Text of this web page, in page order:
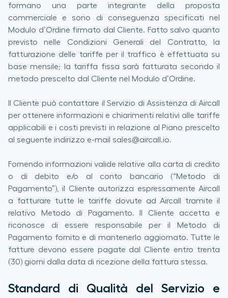
formano una parte integrante della proposta
commerciale e sono di conseguenza specificati nel
Modulo d’Ordine firmato dal Cliente. Fatto salvo quanto
previsto nelle Condizioni Generali del Contratto, la
fatturazione delle tariffe per il traffico è effettuata su
base mensile; la tariffa fissa sarà fatturata secondo il
metodo prescelto dal Cliente nel Modulo d’Ordine.
Il Cliente può contattare il Servizio di Assistenza di Aircall
per ottenere informazioni e chiarimenti relativi alle tariffe
applicabili e i costi previsti in relazione al Piano prescelto
al seguente indirizzo e-mail sales@aircall.io.
Fornendo informazioni valide relative alla carta di credito
o di debito e/o al conto bancario (“Metodo di
Pagamento”), il Cliente autorizza espressamente Aircall
a fatturare tutte le tariffe dovute ad Aircall tramite il
relativo Metodo di Pagamento. Il Cliente accetta e
riconosce di essere responsabile per il Metodo di
Pagamento fornito e di mantenerlo aggiornato. Tutte le
fatture devono essere pagate dal Cliente entro trenta
(30) giorni dalla data di ricezione della fattura stessa.
Standard di Qualità del Servizio e